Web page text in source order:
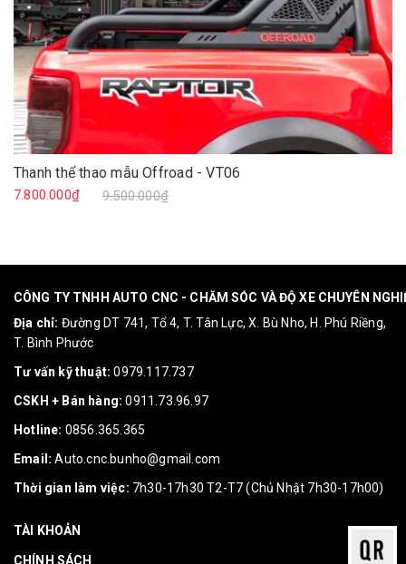
Thanh thể thao mẫu Offroad - VT06
7.800.000₫ 9.500.000₫
CÔNG TY TNHH AUTO CNC - CHĂM SÓC VÀ ĐỘ XE CHUYÊN
Địa chỉ: Đường DT 741, Tổ 4, T. Tân Lực, X. Bù Nho, H. Phú Riềng,
T. Bình Phước
Tư vấn kỹ thuật: 0979.117.737
CSKH + Bán hàng: 0911.73.96.97
Hotline: 0856.365.365
Email: Auto.cnc.bunho@gmail.com
Thời gian làm việc: 7h30-17h30 T2-T7 (Chủ Nhật 7h30-17h00)
TÀI KHOẢN
CHÍNH SÁCH